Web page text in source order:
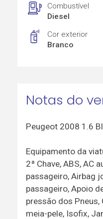
Combustível
Diesel
Cor exterior
Branco
Notas do
Peugeot 2008 1.6
Equipamento da
2ª Chave, ABS, AC
passageiro, Airbag
passageiro, Apoio
pressão dos
meia-pele, Isofix,